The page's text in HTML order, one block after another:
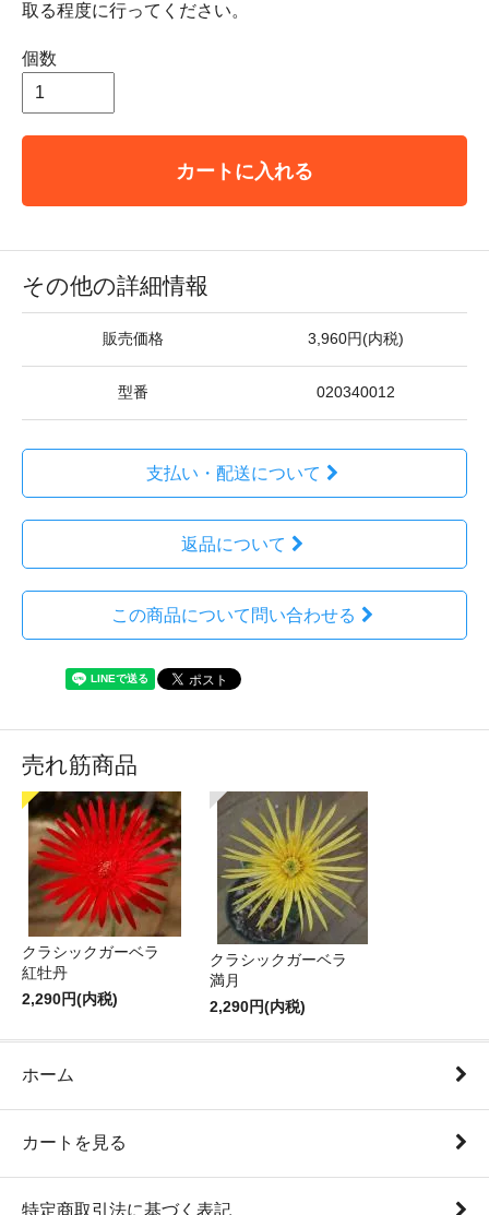
取る程度に行ってください。
個数
カートに入れる
その他の詳細情報
販売価格 3,960円(内税)
型番 020340012
支払い・配送について
返品について
この商品について問い合わせる
売れ筋商品
クラシックガーベラ
紅牡丹
2,290円(内税)
クラシックガーベラ
満月
2,290円(内税)
ホーム
カートを見る
特定商取引法に基づく表記